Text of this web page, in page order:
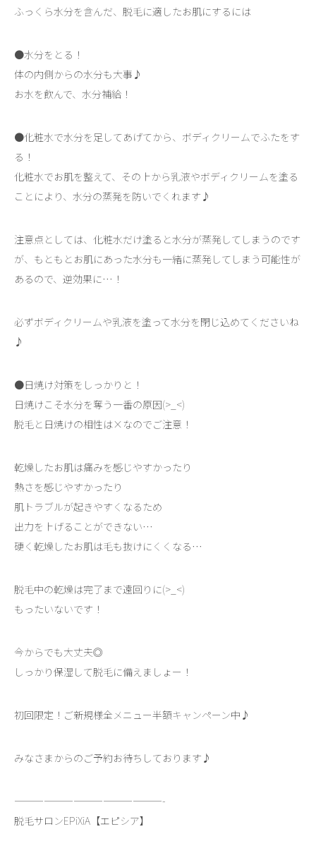
ふっくら水分を含んだ、脱毛に適したお肌にするには
●水分をとる！
体の内側からの水分も大事♪
お水を飲んで、水分補給！
●化粧水で水分を足してあげてから、ボディクリームでふたをす
る！
化粧水でお肌を整えて、その上から乳液やボディクリームを塗る
ことにより、水分の蒸発を防いでくれます♪
注意点としては、化粧水だけ塗ると水分が蒸発してしまうのです
が、もともとお肌にあった水分も一緒に蒸発してしまう可能性が
あるので、逆効果に…！
必ずボディクリームや乳液を塗って水分を閉じ込めてくださいね
♪
●日焼け対策をしっかりと！
日焼けこそ水分を奪う一番の原因(>_<)
脱毛と日焼けの相性は×なのでご注意！
乾燥したお肌は痛みを感じやすかったり
熱さを感じやすかったり
肌トラブルが起きやすくなるため
出力を上げることができない…
硬く乾燥したお肌は毛も抜けにくくなる…
脱毛中の乾燥は完了まで遠回りに(>_<)
もったいないです！
今からでも大丈夫◎
しっかり保湿して脱毛に備えましょー！
初回限定！ご新規様全メニュー半額キャンペーン中♪
みなさまからのご予約お待ちしております♪
———————————————-
脱毛サロンEPiXiA【エピシア】